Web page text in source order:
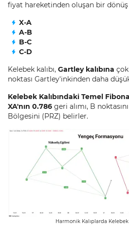
fiyat hareketinden oluşan bir dönüş
X-A
A-B
B-C
C-D
Kelebek kalıbı, Gartley kalıbına
noktası Gartley'inkinden daha
Kelebek Kalıbındaki Temel
XA'nın 0.786 geri alımı, B
Bölgesini (PRZ) belirler.
Harmonik Kalıplarda Kelebek